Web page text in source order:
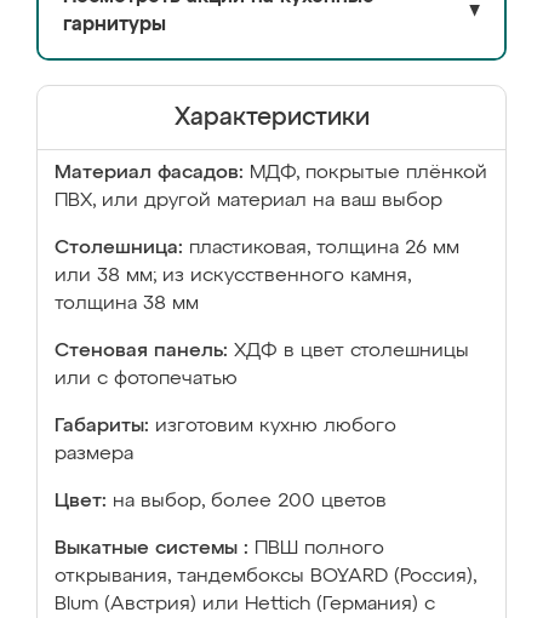
гарнитуры
▼
Характеристики
Материал фасадов: МДФ, покрытые плёнкой
ПВХ, или другой материал на ваш выбор
Столешница: пластиковая, толщина 26 мм
или 38 мм; из искусственного камня,
толщина 38 мм
Стеновая панель: ХДФ в цвет столешницы
или с фотопечатью
Габариты: изготовим кухню любого
размера
Цвет: на выбор, более 200 цветов
Выкатные системы :
ПВШ полного
открывания, тандембоксы BOYARD (Россия),
Blum (Австрия) или Hettich (Германия) с